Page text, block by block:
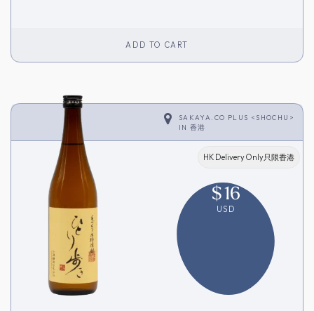
ADD TO CART
SAKAYA.CO PLUS <SHOCHU>
IN 香港
HK Delivery Only只限香港
$16
USD